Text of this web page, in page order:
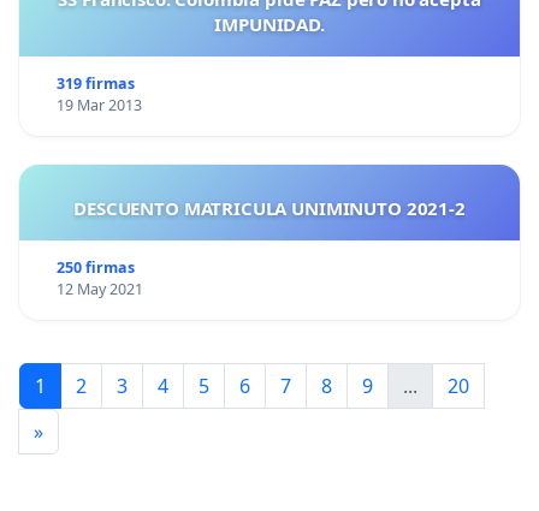
IMPUNIDAD.
319 firmas
19 Mar 2013
DESCUENTO MATRICULA UNIMINUTO 2021-2
250 firmas
12 May 2021
1 2 3 4 5 6 7 8 9 ...
20
»